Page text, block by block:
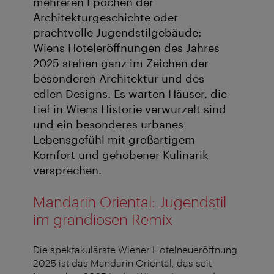
Architekturgeschichte oder
prachtvolle Jugendstilgebäude:
Wiens Hoteleröffnungen des Jahres
2025 stehen ganz im Zeichen der
besonderen Architektur und des
edlen Designs. Es warten Häuser, die
tief in Wiens Historie verwurzelt sind
und ein besonderes urbanes
Lebensgefühl mit großartigem
Komfort und gehobener Kulinarik
versprechen.
Mandarin Oriental: Jugendstil
im grandiosen Remix
Die spektakulärste Wiener Hotelneueröffnung
2025 ist das Mandarin Oriental, das seit